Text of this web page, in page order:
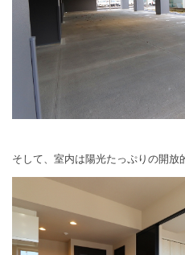
そして、室内は陽光たっぷりの開